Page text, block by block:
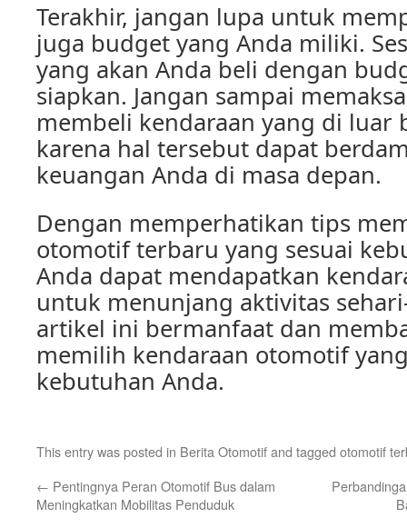
Terakhir, jangan lupa untuk
juga budget yang Anda miliki.
yang akan Anda beli dengan
siapkan. Jangan sampai
membeli kendaraan yang di luar
karena hal tersebut dapat
keuangan Anda di masa depan.
Dengan memperhatikan tips
otomotif terbaru yang sesuai
Anda dapat mendapatkan
untuk menunjang aktivitas
artikel ini bermanfaat dan
memilih kendaraan otomotif
kebutuhan Anda.
This entry was posted in Berita Otomotifand tagged otomotif
← Pentingnya Peran Otomotif Bus dalam
Meningkatkan Mobilitas Penduduk